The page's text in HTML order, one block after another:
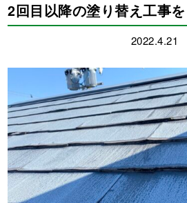
2回目以降の塗り替え工事
2022.4.21